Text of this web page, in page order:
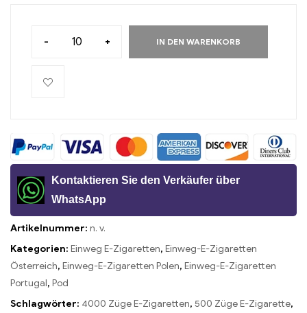
- + IN DEN WARENKORB
Kontaktieren Sie den Verkäufer über
WhatsApp
Artikelnummer: n. v.
Kategorien: Einweg E-Zigaretten, Einweg-E-Zigaretten
Österreich, Einweg-E-Zigaretten Polen, Einweg-E-Zigaretten
Portugal, Pod
Schlagwörter: 4000 Züge E-Zigaretten, 500 Züge E-Zigarette,